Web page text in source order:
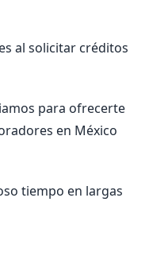
al solicitar créditos
para ofrecerte
en México
tiempo en largas